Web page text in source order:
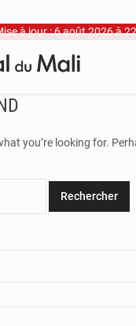
à jour : 6 août 2026 à
you’re looking for.